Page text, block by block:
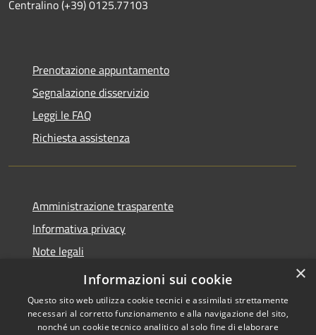
Centralino (+39) 0125.77103
Prenotazione appuntamento
Segnalazione disservizio
Leggi le FAQ
Richiesta assistenza
Amministrazione trasparente
Informativa privacy
Note legali
Dichiarazione di accessibilità
×
Informazioni sui cookie
Questo sito web utilizza cookie tecnici e assimilati strettamente
necessari al corretto funzionamento e alla navigazione del sito,
nonché un cookie tecnico analitico al solo fine di elaborare